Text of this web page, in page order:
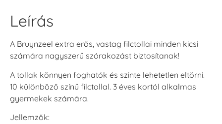
Leírás
A Bruynzeel extra erős, vastag filctollai minden kicsi
számára nagyszerű szórakozást biztosítanak!
A tollak könnyen foghatók és szinte lehetetlen eltörni.
10 különböző színű filctollal. 3 éves kortól alkalmas
gyermekek számára.
Jellemzők: